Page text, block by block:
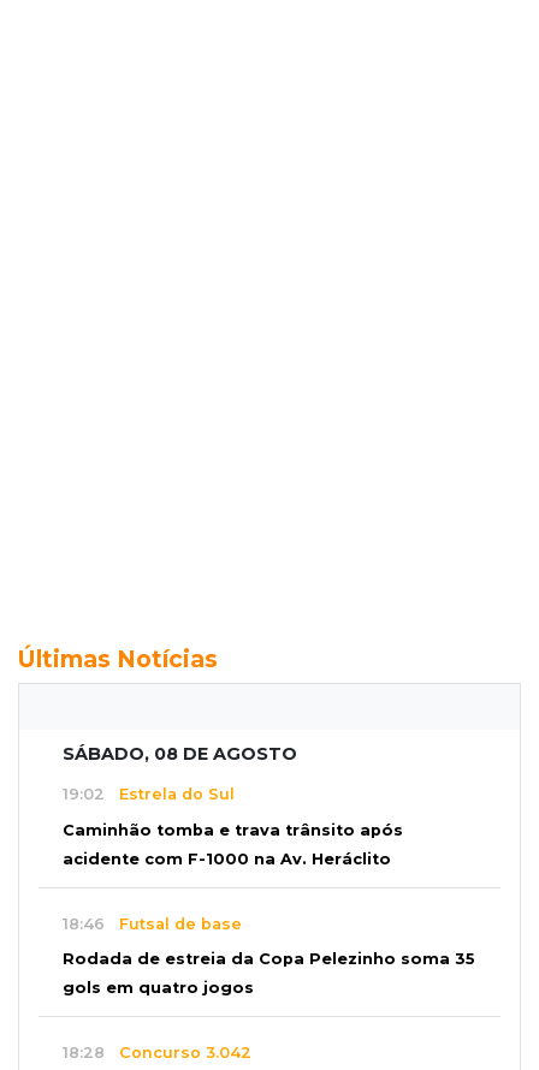
Últimas Notícias
SÁBADO, 08 DE AGOSTO
19:02 Estrela do Sul
Caminhão tomba e trava trânsito após
acidente com F-1000 na Av. Heráclito
18:46 Futsal de base
Rodada de estreia da Copa Pelezinho soma 35
gols em quatro jogos
18:28 Concurso 3.042